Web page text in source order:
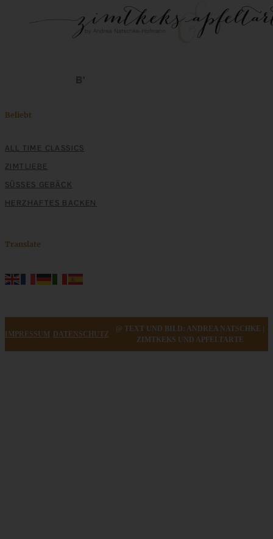
Beliebt
ALL TIME CLASSICS
ZIMTLIEBE
SÜSSES GEBÄCK
HERZHAFTES BACKEN
Translate
IMPRESSUM DATENSCHUTZ
@ TEXT UND BILD: ANDREA NATSCHKE |
ZIMTKEKS UND APFELTARTE